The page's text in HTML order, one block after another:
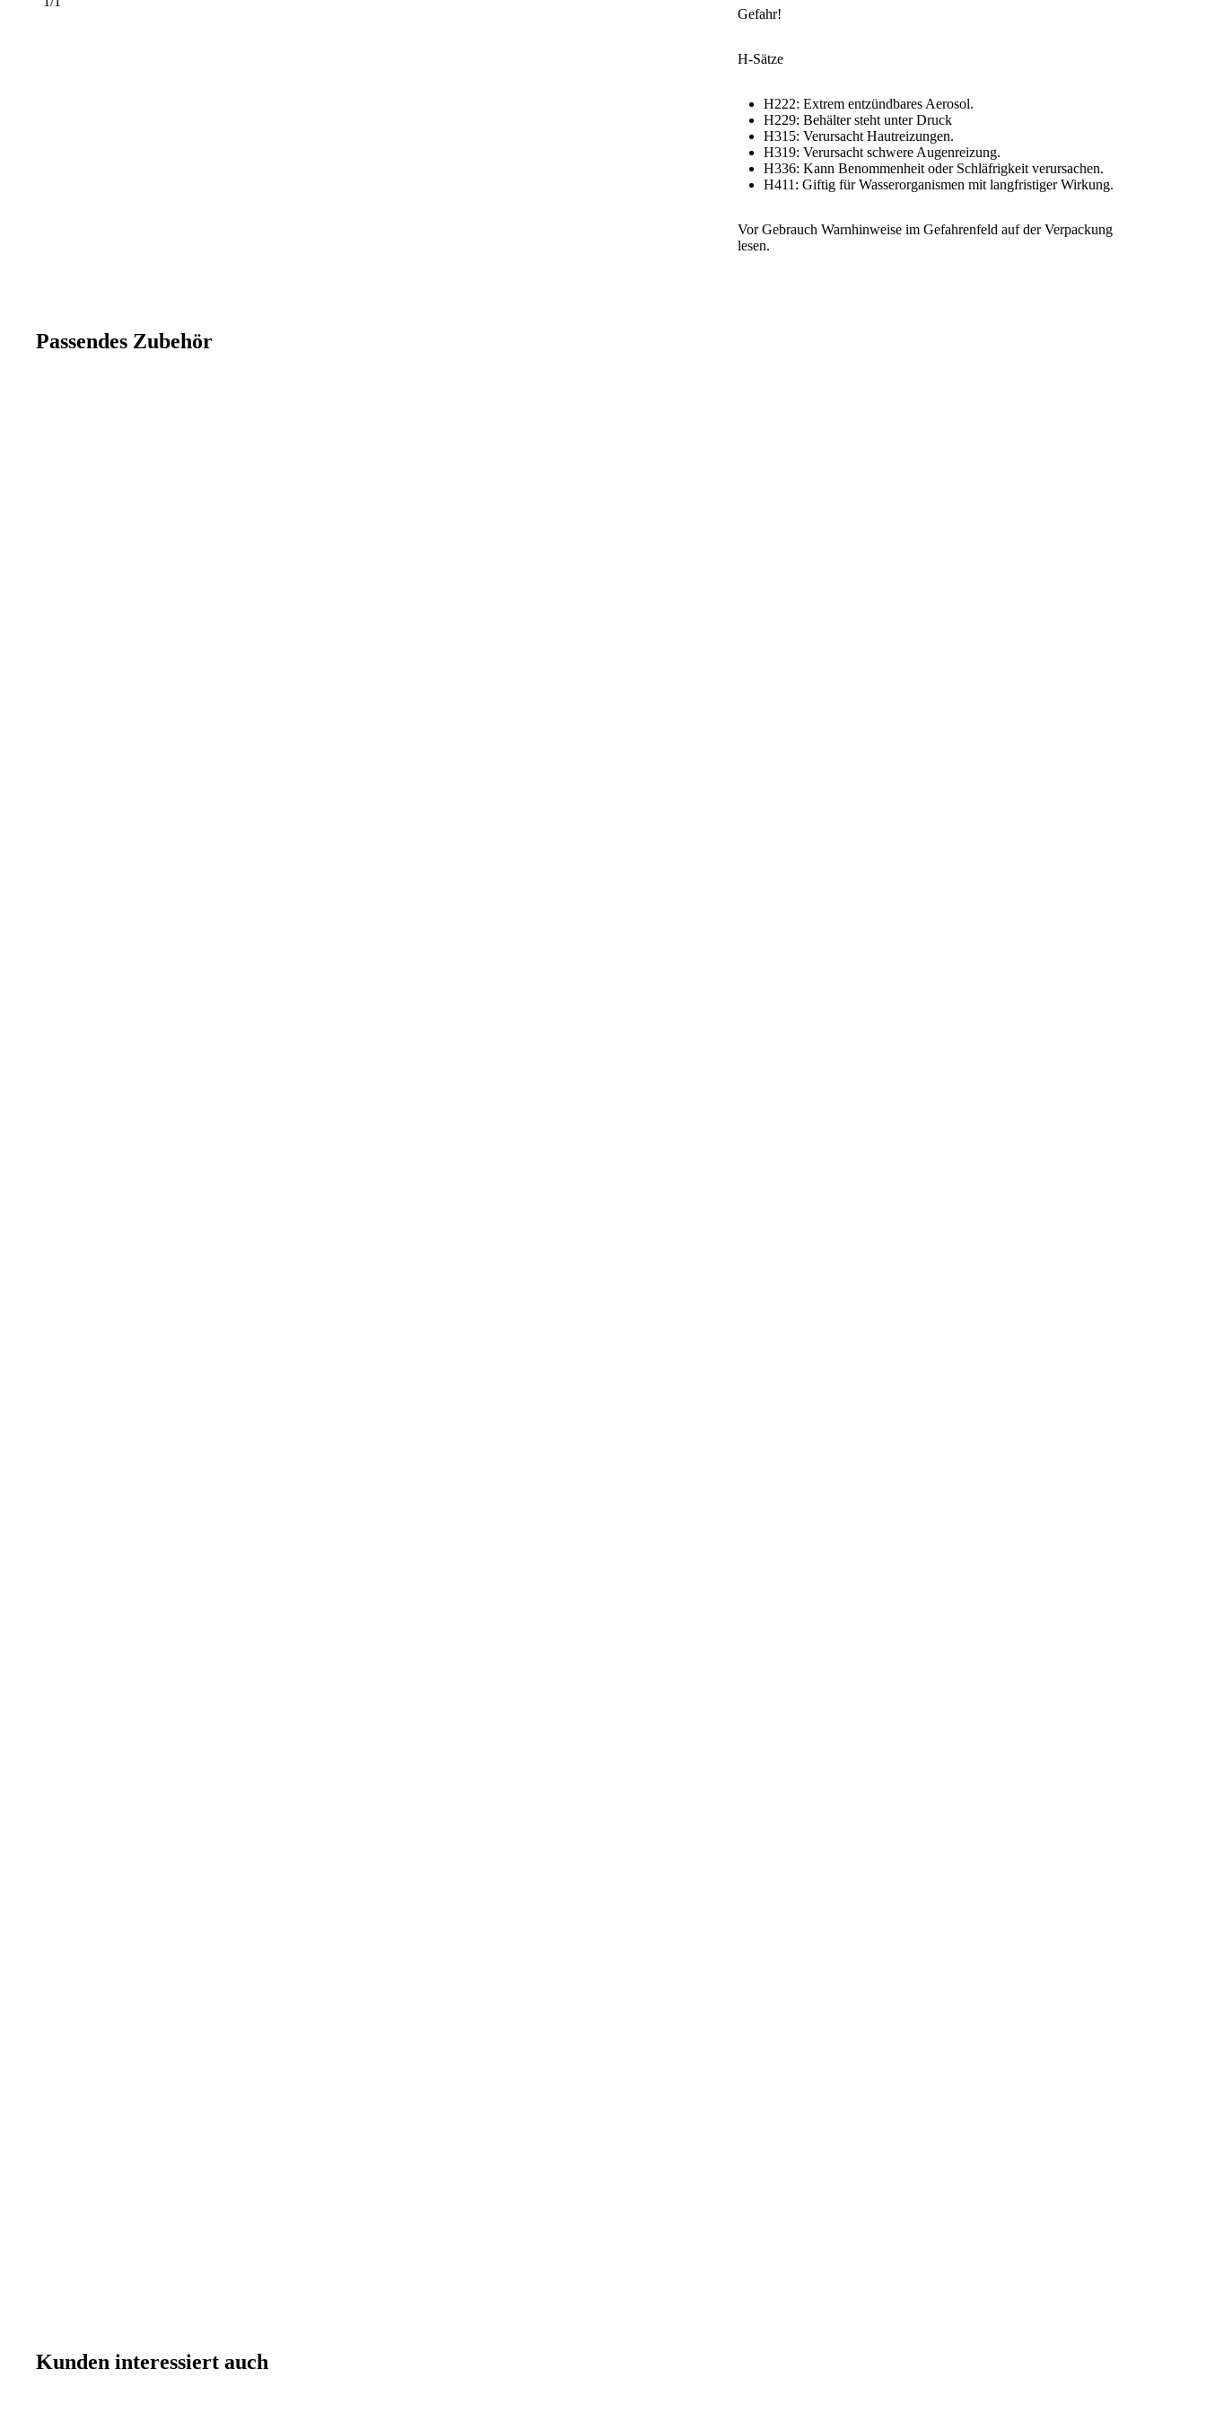
GTIN
Gefahr!
H-Sätze
H222: Extrem entzündbares Aerosol.
H229: Behälter steht unter Druck
H315: Verursacht Hautreizungen.
H319: Verursacht schwere Augenreizung.
H336: Kann Benommenheit oder Schläfrigkeit verursachen.
H411: Giftig für Wasserorganismen mit langfristiger Wirkung.
Vor Gebrauch Warnhinweise im Gefahrenfeld auf der Verpackung
lesen.
Passendes Zubehör
Kunden interessiert auch